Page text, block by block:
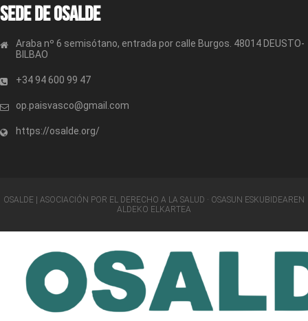
Sede de OSALDE
Araba nº 6 semisótano, entrada por calle Burgos. 48014 DEUSTO-
BILBAO
+34 94 600 99 47
op.paisvasco@gmail.com
https://osalde.org/
OSALDE | ASOCIACIÓN POR EL DERECHO A LA SALUD · OSASUN ESKUBIDEAREN
ALDEKO ELKARTEA